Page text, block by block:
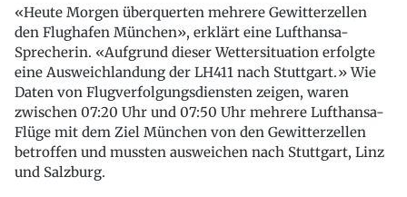
«Heute Morgen überquerten mehrere Gewitterzellen
den Flughafen München», erklärt eine Lufthansa-
Sprecherin. «Aufgrund dieser Wettersituation erfolgte
eine Ausweichlandung der LH411 nach Stuttgart.» Wie
Daten von Flugverfolgungsdiensten zeigen, waren
zwischen 07:20 Uhr und 07:50 Uhr mehrere Lufthansa-
Flüge mit dem Ziel München von den Gewitterzellen
betroffen und mussten ausweichen nach Stuttgart, Linz
und Salzburg.